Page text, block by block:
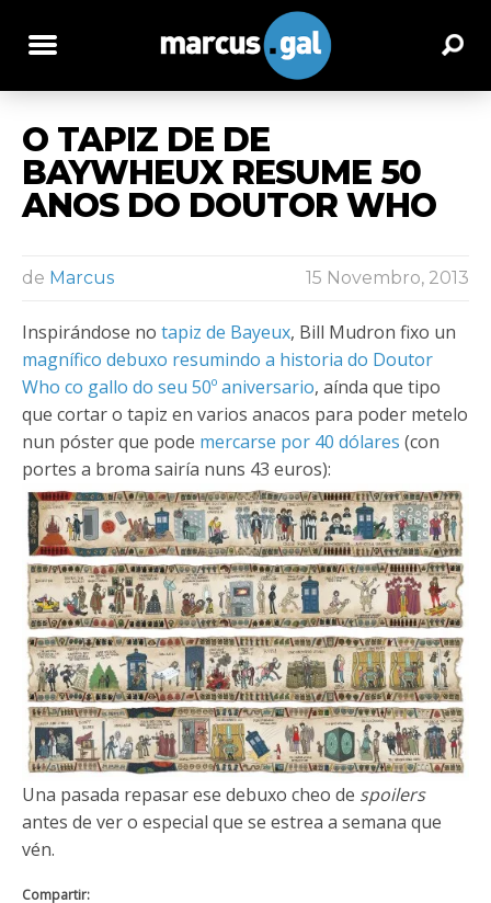
O TAPIZ DE DE
BAYWHEUX RESUME 50
ANOS DO DOUTOR WHO
de Marcus 15 Novembro, 2013
Inspirándose no tapiz de Bayeux, Bill Mudron fixo un
magnífico debuxo resumindo a historia do Doutor
Who co gallo do seu 50º aniversario, aínda que tipo
que cortar o tapiz en varios anacos para poder metelo
nun póster que pode mercarse por 40 dólares (con
portes a broma sairía nuns 43 euros):
Una pasada repasar ese debuxo cheo de spoilers
antes de ver o especial que se estrea a semana que
vén.
Compartir: